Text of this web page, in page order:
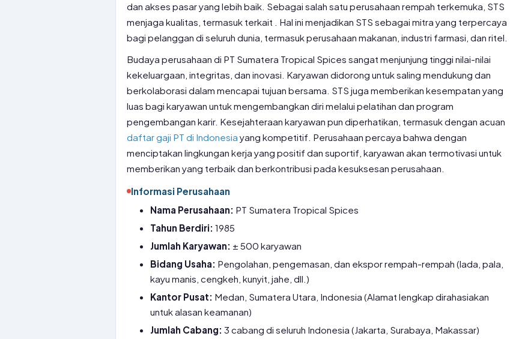
dan akses pasar yang lebih baik. Sebagai salah satu perusahaan rempah terkemuka, STS
menjaga kualitas, termasuk terkait
. Hal ini menjadikan STS sebagai mitra yang terpercaya
bagi pelanggan di seluruh dunia, termasuk perusahaan makanan, industri farmasi, dan ritel.
Budaya perusahaan di PT Sumatera Tropical Spices sangat menjunjung tinggi nilai-nilai
kekeluargaan, integritas, dan inovasi. Karyawan didorong untuk saling mendukung dan
berkolaborasi dalam mencapai tujuan bersama. STS juga memberikan kesempatan yang
luas bagi karyawan untuk mengembangkan diri melalui pelatihan dan program
pengembangan karir. Kesejahteraan karyawan pun diperhatikan, termasuk dengan acuan
daftar gaji PT di Indonesia yang kompetitif. Perusahaan percaya bahwa dengan
menciptakan lingkungan kerja yang positif dan suportif, karyawan akan termotivasi untuk
memberikan yang terbaik dan berkontribusi pada kesuksesan perusahaan.
Informasi Perusahaan
Nama Perusahaan: PT Sumatera Tropical Spices
Tahun Berdiri: 1985
Jumlah Karyawan: ± 500 karyawan
Bidang Usaha: Pengolahan, pengemasan, dan ekspor rempah-rempah (lada, pala,
kayu manis, cengkeh, kunyit, jahe, dll.)
Kantor Pusat: Medan, Sumatera Utara, Indonesia (Alamat lengkap dirahasiakan
untuk alasan keamanan)
Jumlah Cabang: 3 cabang di seluruh Indonesia (Jakarta, Surabaya, Makassar)